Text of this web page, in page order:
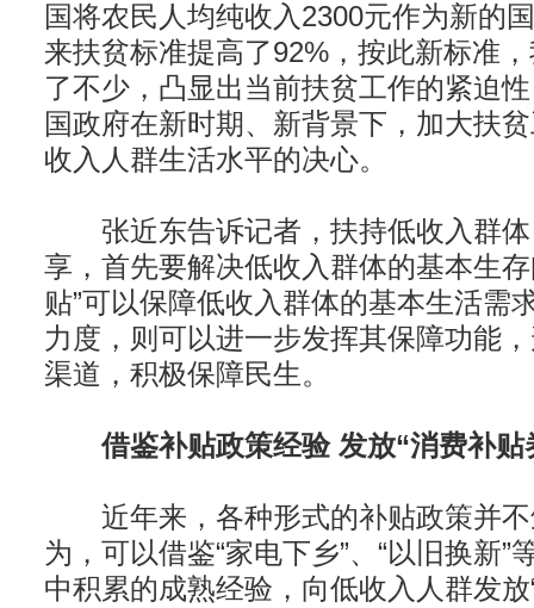
国将农民人均纯收入2300元作为新的
来扶贫标准提高了92%，按此新标准
了不少，凸显出当前扶贫工作的紧迫
国政府在新时期、新背景下，加大扶
收入人群生活水平的决心。
张近东告诉记者，扶持低收入群体
享，首先要解决低收入群体的基本生
贴”可以保障低收入群体的基本生活需
力度，则可以进一步发挥其保障功能
渠道，积极保障民生。
借鉴补贴政策经验 发放“消费补贴
近年来，各种形式的补贴政策并不
为，可以借鉴“家电下乡”、“以旧换新”
中积累的成熟经验，向低收入人群发放